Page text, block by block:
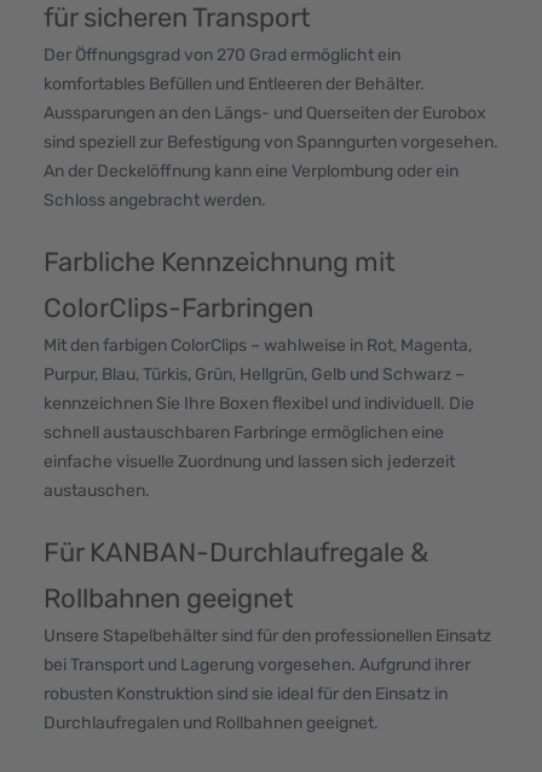
für sicheren Transport
Der Öffnungsgrad von 270 Grad ermöglicht ein
komfortables Befüllen und Entleeren der Behälter.
Aussparungen an den Längs- und Querseiten der Eurobox
sind speziell zur Befestigung von Spanngurten vorgesehen.
An der Deckelöffnung kann eine Verplombung oder ein
Schloss angebracht werden.
Farbliche Kennzeichnung mit
ColorClips-Farbringen
Mit den farbigen ColorClips – wahlweise in Rot, Magenta,
Purpur, Blau, Türkis, Grün, Hellgrün, Gelb und Schwarz –
kennzeichnen Sie Ihre Boxen flexibel und individuell. Die
schnell austauschbaren Farbringe ermöglichen eine
einfache visuelle Zuordnung und lassen sich jederzeit
austauschen.
Für KANBAN-Durchlaufregale &
Rollbahnen geeignet
Unsere Stapelbehälter sind für den professionellen Einsatz
bei Transport und Lagerung vorgesehen. Aufgrund ihrer
robusten Konstruktion sind sie ideal für den Einsatz in
Durchlaufregalen und Rollbahnen geeignet.